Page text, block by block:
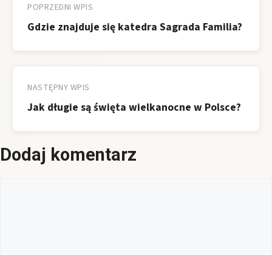
wpisu
POPRZEDNI WPIS
Gdzie znajduje się katedra Sagrada Familia?
NASTĘPNY WPIS
Jak długie są święta wielkanocne w Polsce?
Dodaj komentarz